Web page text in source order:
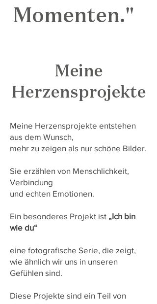
Momenten."
Meine
Herzensprojekte
Meine Herzensprojekte entstehen
aus dem Wunsch,
mehr zu zeigen als nur schöne Bilder.
Sie erzählen von Menschlichkeit,
Verbindung
und echten Emotionen.
Ein besonderes Projekt ist „Ich bin
wie du“
eine fotografische Serie, die zeigt,
wie ähnlich wir uns in unseren
Gefühlen sind.
Diese Projekte sind ein Teil von